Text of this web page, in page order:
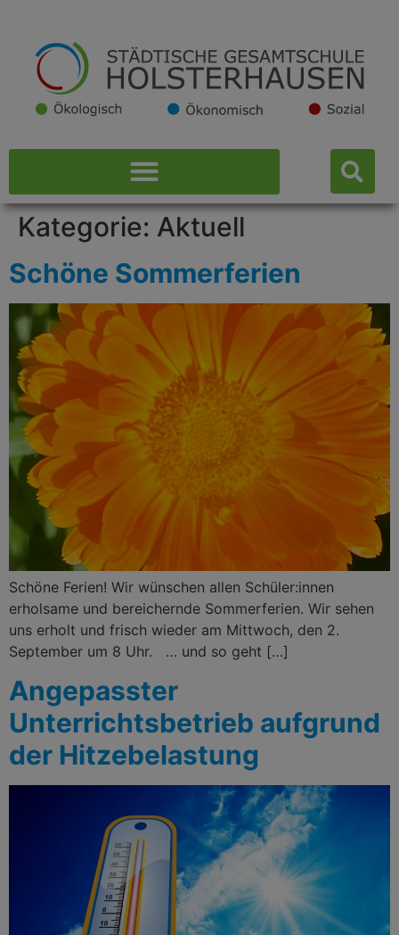
Kategorie: Aktuell
Schöne Sommerferien
Schöne Ferien! Wir wünschen allen Schüler:innen
erholsame und bereichernde Sommerferien. Wir sehen
uns erholt und frisch wieder am Mittwoch, den 2.
September um 8 Uhr. … und so geht […]
Angepasster
Unterrichtsbetrieb aufgrund
der Hitzebelastung